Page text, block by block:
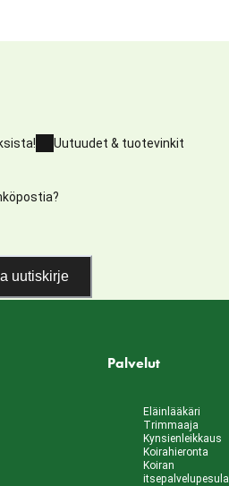
Uutuudet & tuotevinkit
uutiskirje
Palvelut
Eläinlääkäri
Trimmaaja
Kynsienleikkaus
Koirahieronta
Koiran
itsepalvelupesula